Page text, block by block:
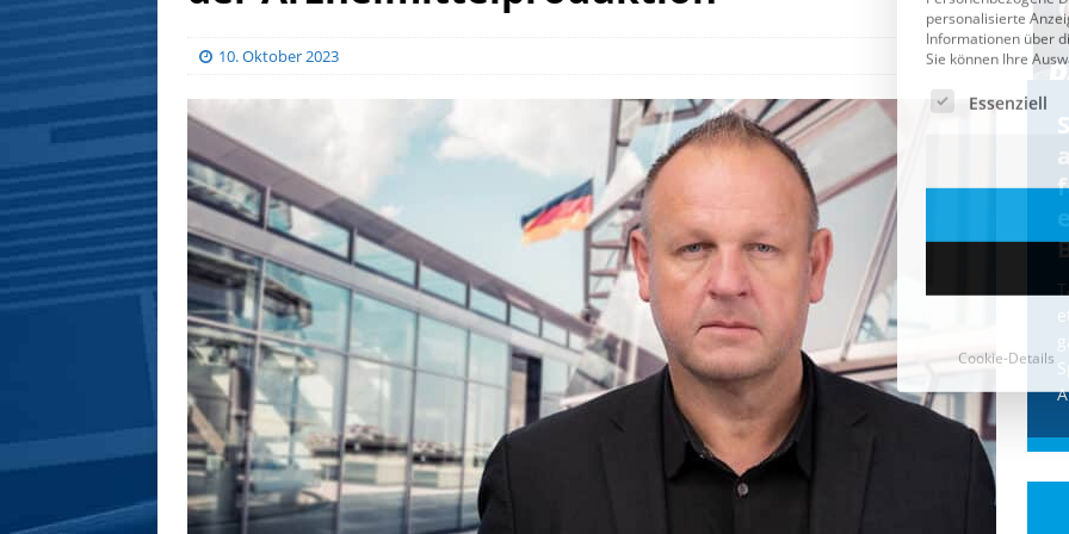
10. Oktober 2023
CDU & Ampel wollen nach
der Wahl wieder Afghanen
einfliegen: Zeit für ein
Asylmoratorium!
Die Bundesregierung und die CDU
halten die Wähler für dumm! Weil die
Stimmung wegen der von Afghanen
verübten Anschläge kippte, wurden die
Flüge vor der[...]
Cookie-Details